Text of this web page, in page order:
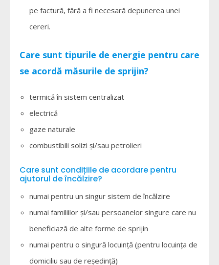
pe factură, fără a fi necesară depunerea unei
cereri.
Care sunt tipurile de energie pentru care
se acordă măsurile de sprijin?
termică în sistem centralizat
electrică
gaze naturale
combustibili solizi și/sau petrolieri
Care sunt condițiile de acordare pentru
ajutorul de încălzire?
numai pentru un singur sistem de încălzire
numai familiilor şi/sau persoanelor singure care nu
beneficiază de alte forme de sprijin
numai pentru o singură locuinţă (pentru locuinţa de
domiciliu sau de reşedinţă)